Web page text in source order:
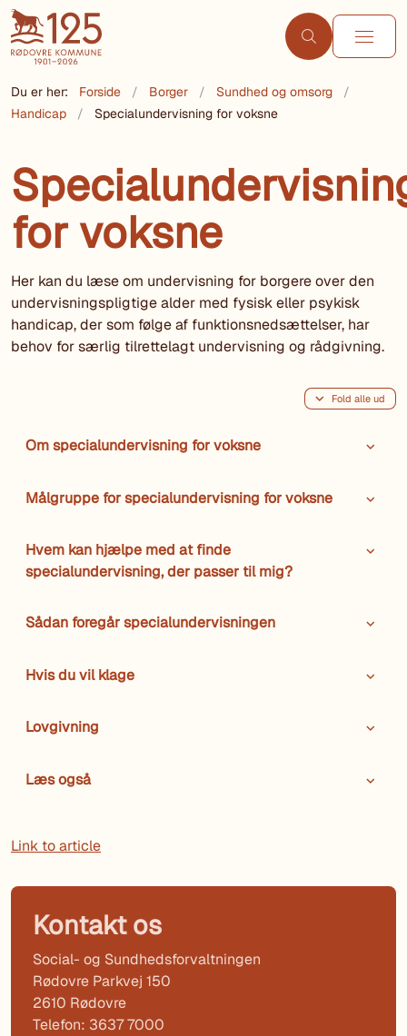
Du er her: Forside Borger
Sundhed og omsorg
Handicap
Specialundervisning for voksne
for voksne
Her kan du læse om undervisning for borgere over den
undervisningspligtige alder med fysisk eller psykisk
handicap, der som følge af funktionsnedsættelser, har
behov for særlig tilrettelagt undervisning og rådgivning.
Fold alle ud
Om specialundervisning for voksne
Målgruppe for specialundervisning for voksne
Hvem kan hjælpe med at finde
specialundervisning, der passer til mig?
Sådan foregår specialundervisningen
Hvis du vil klage
Lovgivning
Læs også
Link to article
Kontakt os
Social- og Sundhedsforvaltningen
Rødovre Parkvej 150
2610 Rødovre
Telefon: 3637 7000